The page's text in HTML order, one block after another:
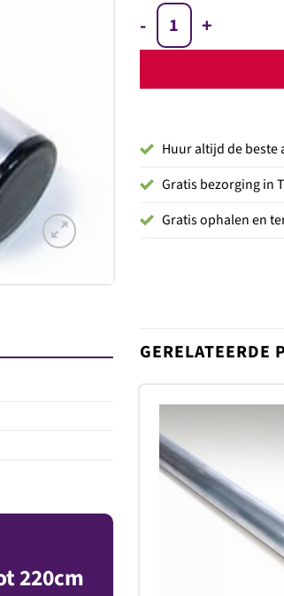
Podium insteekpoot
Huur altijd de
Gratis bezorging in
Gratis ophalen en
220cm
GERELATEERDE